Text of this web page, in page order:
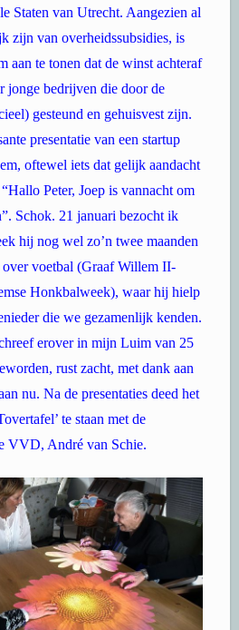
Staten van Utrecht. Aangezien al
zijn van overheidssubsidies, is
aan te tonen dat de winst achteraf
jonge bedrijven die door de
gesteund en gehuisvest zijn.
presentatie van een startup
oftewel iets dat gelijk aandacht
Peter, Joep is vannacht om
Schok. 21 januari bezocht ik
hij nog wel zo’n twee maanden
over voetbal (Graaf Willem II-
Honkbalweek), waar hij hielp
die we gezamenlijk kenden.
erover in mijn Luim van 25
rust zacht, met dank aan
nu. Na de presentaties deed het
te staan met de
VVD, André van Schie.